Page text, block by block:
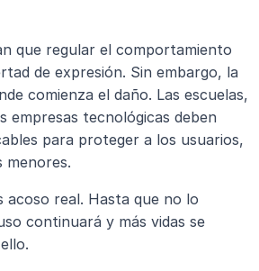
que regular el comportamiento
de expresión. Sin embargo, la
comienza el daño. Las escuelas,
empresas tecnológicas deben
para proteger a los usuarios,
menores.
acoso real. Hasta que no lo
continuará y más vidas se